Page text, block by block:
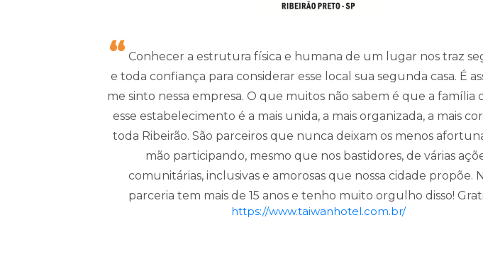
Conhecer a estrutura física e humana de um lugar nos traz
e toda confiança para considerar esse local sua segunda casa. É
me sinto nessa empresa. O que muitos não sabem é que a família
esse estabelecimento é a mais unida, a mais organizada, a mais
toda Ribeirão. São parceiros que nunca deixam os menos
mão participando, mesmo que nos bastidores, de várias
comunitárias, inclusivas e amorosas que nossa cidade propõe.
parceria tem mais de 15 anos e tenho muito orgulho disso!
https://www.taiwanhotel.com.br/